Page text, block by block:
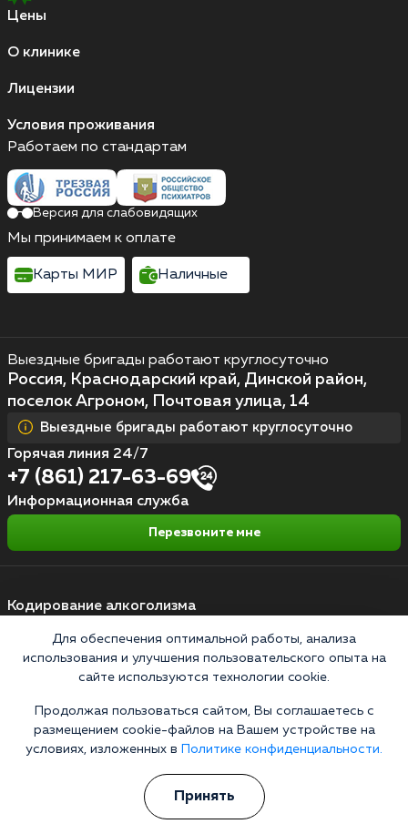
Цены
О клинике
Лицензии
Условия проживания
Кодирование алкоголизма
Кодирование от алкоголя на дому
Зашиться от алкоголизма
Кодирование уколом
Торпедо
Выездные бригады работают круглосуточно
Россия, Краснодарский край, Динской район,
поселок Агроном, Почтовая улица, 14
Выездные бригады работают круглосуточно
Горячая линия 24/7
+7 (861) 217-63-69
Информационная служба
Перезвоните мне
Работаем по стандартам
Версия для слабовидящих
Мы принимаем к оплате
Карты МИР Наличные
Для обеспечения оптимальной работы, анализа
использования и улучшения пользовательского опыта на
сайте используются технологии cookie.
Продолжая пользоваться сайтом, Вы соглашаетесь с
размещением cookie-файлов на Вашем устройстве на
условиях, изложенных в
Политике конфиденциальности.
Принять